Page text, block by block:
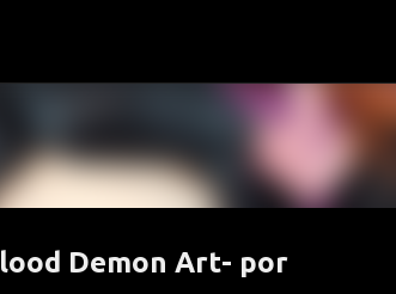
Demon Art- por